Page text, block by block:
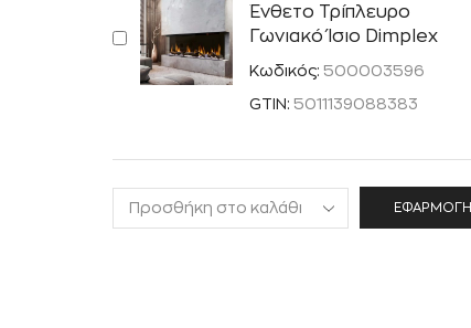
Ένθετο Τρίπλευρο
Γωνιακό Ίσιο Dimplex
Κωδικός: 500003596
GTIN: 5011139088383
ΕΦΑΡΜΟΓΉ